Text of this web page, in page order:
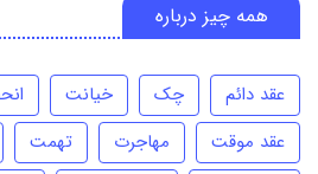
همه چیز درباره
عقد دائم چک خیانت
عقد موقت
مهاجرت تهمت